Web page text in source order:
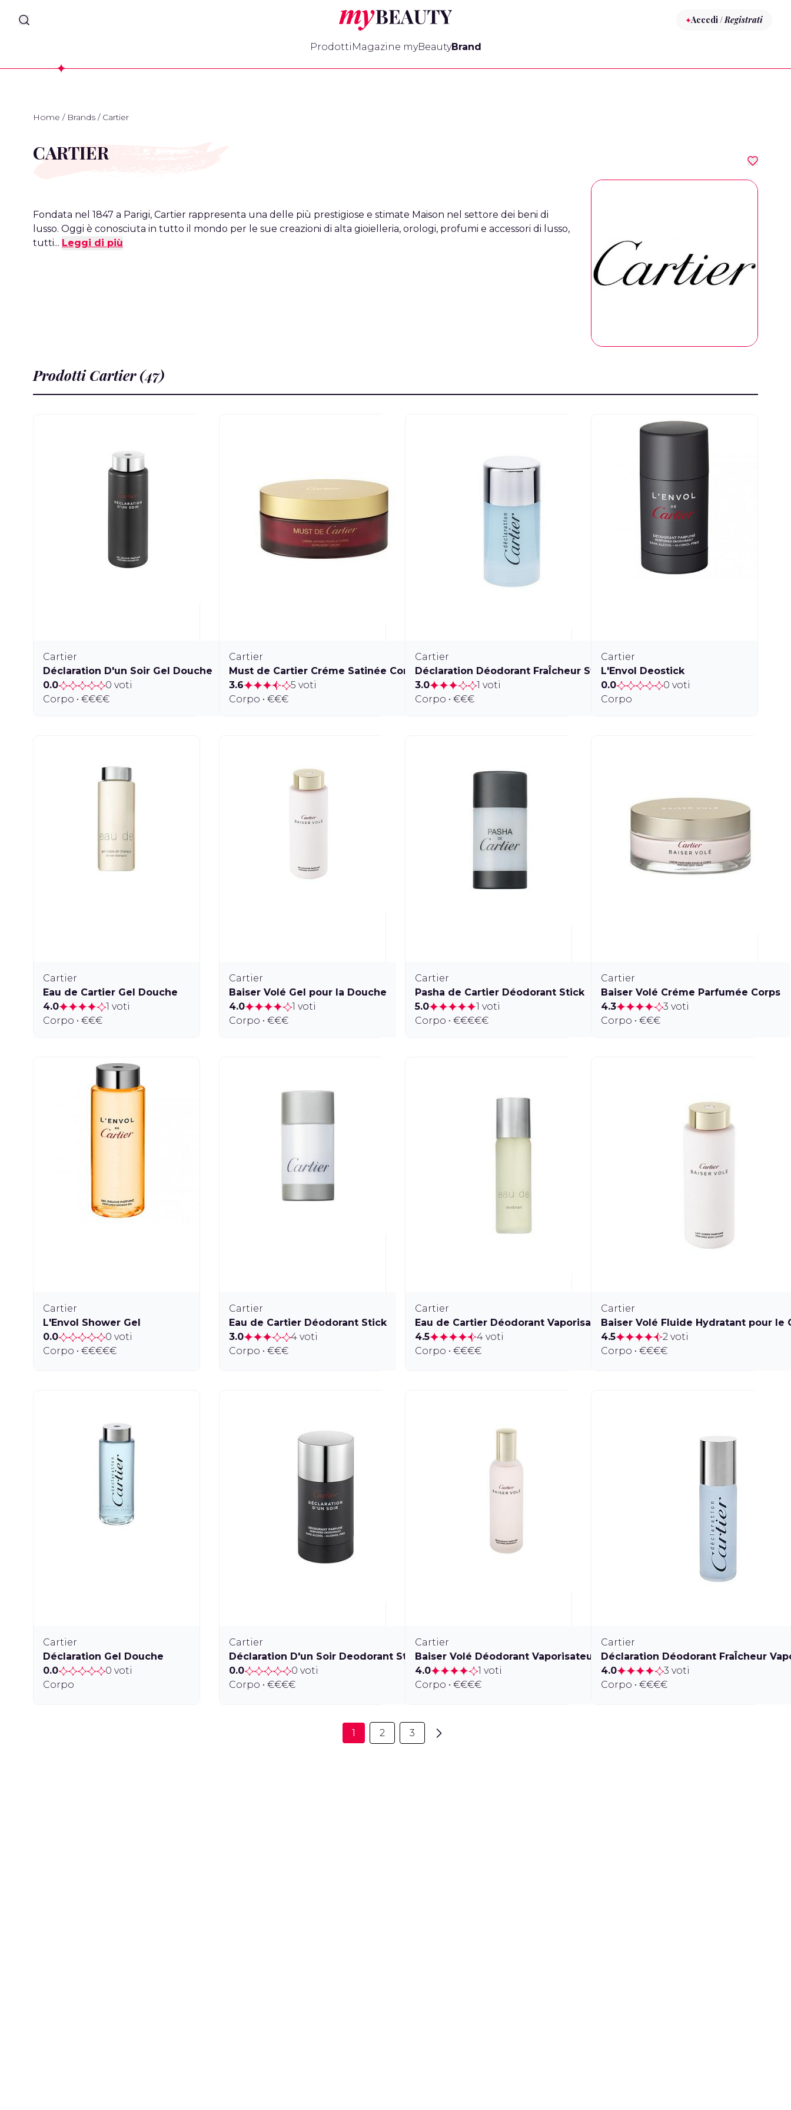
myBeauty Accedi /Registrati
Prodotti Magazine myBeautyBrand
Home / Brands / Cartier
CARTIER
Fondata nel 1847 a Parigi, Cartier rappresenta una delle più prestigiose e stimate Maison nel settore dei beni di
lusso. Oggi è conosciuta in tutto il mondo per le sue creazioni di alta gioielleria, orologi, profumi e accessori di lusso,
tutti... Leggi di più
Prodotti Cartier (47)
Cartier
Déclaration D'un Soir Gel Douche
0.0
0 voti
Corpo • €€€€
Cartier
Must de Cartier Créme Satinée Corps
3.6
5 voti
Corpo • €€€
Cartier
Déclaration Déodorant FraÎcheur Stick
3.0
1 voti
Corpo • €€€
Cartier
L'Envol Deostick
0.0
0 voti
Corpo
Cartier
Eau de Cartier Gel Douche
4.0
1 voti
Corpo • €€€
Cartier
Baiser Volé Gel pour la Douche
4.0
1 voti
Corpo • €€€
Cartier
Pasha de Cartier Déodorant Stick
5.0
1 voti
Corpo • €€€€€
Cartier
Baiser Volé Créme Parfumée Corps
4.3
3 voti
Corpo • €€€
Cartier
L'Envol Shower Gel
0.0
0 voti
Corpo • €€€€€
Cartier
Eau de Cartier Déodorant Stick
3.0
4 voti
Corpo • €€€
Cartier
Eau de Cartier Déodorant Vaporisateur
4.5
4 voti
Corpo • €€€€
Cartier
Baiser Volé Fluide Hydratant pour le
4.5
2 voti
Corpo • €€€€
Cartier
Déclaration Gel Douche
0.0
0 voti
Corpo
Cartier
Déclaration D'un Soir Deodorant Stick
0.0
0 voti
Corpo • €€€€
Cartier
Baiser Volé Déodorant Vaporisateur
4.0
1 voti
Corpo • €€€€
Cartier
Déclaration Déodorant FraÎcheur
4.0
3 voti
Corpo • €€€€
1 2 3